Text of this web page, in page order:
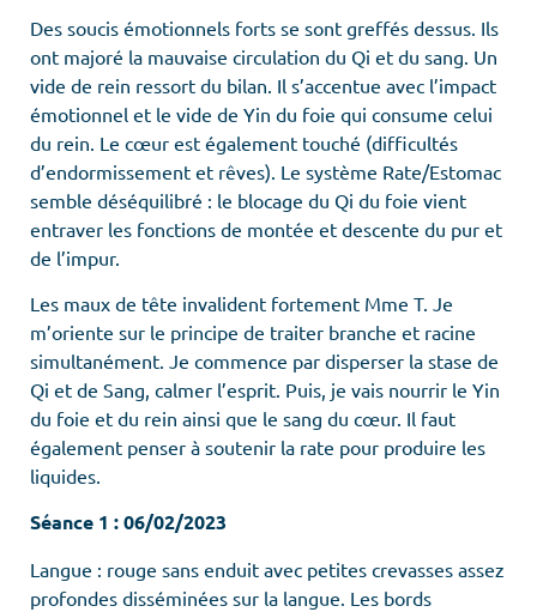
Des soucis émotionnels forts se sont greffés dessus. Ils
ont majoré la mauvaise circulation du Qi et du sang. Un
vide de rein ressort du bilan. Il s’accentue avec l’impact
émotionnel et le vide de Yin du foie qui consume celui
du rein. Le cœur est également touché (difficultés
d’endormissement et rêves). Le système Rate/Estomac
semble déséquilibré : le blocage du Qi du foie vient
entraver les fonctions de montée et descente du pur et
de l’impur.
Les maux de tête invalident fortement Mme T. Je
m’oriente sur le principe de traiter branche et racine
simultanément. Je commence par disperser la stase de
Qi et de Sang, calmer l’esprit. Puis, je vais nourrir le Yin
du foie et du rein ainsi que le sang du cœur. Il faut
également penser à soutenir la rate pour produire les
liquides.
Séance 1 : 06/02/2023
Langue : rouge sans enduit avec petites crevasses assez
profondes disséminées sur la langue. Les bords